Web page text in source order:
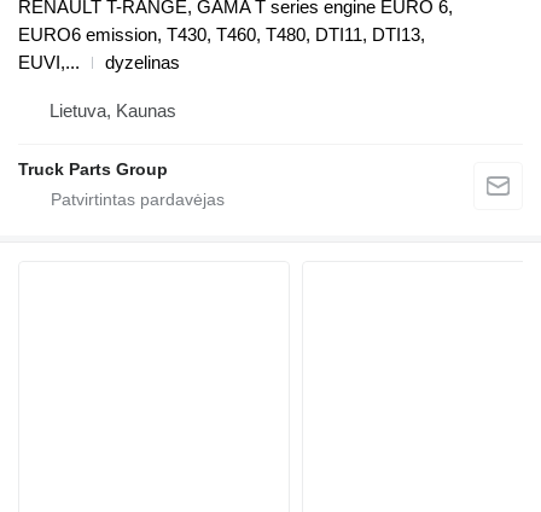
RENAULT T-RANGE, GAMA T series engine EURO 6,
EURO6 emission, T430, T460, T480, DTI11, DTI13,
EUVI,...
dyzelinas
Lietuva, Kaunas
Truck Parts Group